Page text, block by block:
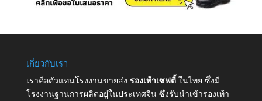
เกี่ยวกับเรา
เราคือตัวแทนโรงงานขายส่ง รองเท้าเซฟตี้ ในไทย ซึ่งมี
โรงงานฐานการผลิตอยู่ในประเทศจีน ซึ่งรับนำเข้ารองเท้า